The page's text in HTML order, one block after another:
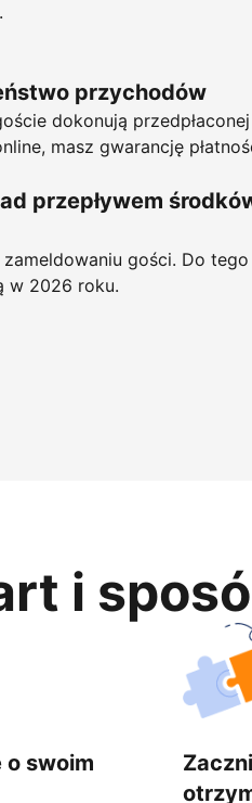
przychodów
dokonują
masz gwarancję
przepływem
gości. Do
w 2026 roku.
i
swoim